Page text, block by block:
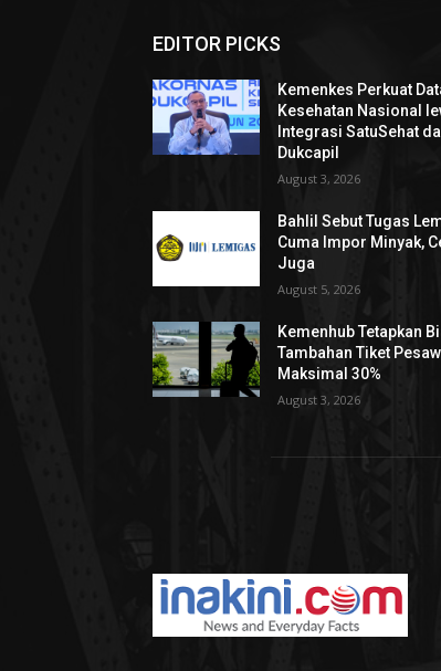
EDITOR PICKS
Kemenkes Perkuat
Kesehatan Nasional
Integrasi SatuSehat
Dukcapil
August 3, 2026
Bahlil Sebut Tugas
Cuma Impor Minyak,
Juga
August 5, 2026
Kemenhub Tetapkan
Tambahan Tiket
Maksimal 30%
August 3, 2026